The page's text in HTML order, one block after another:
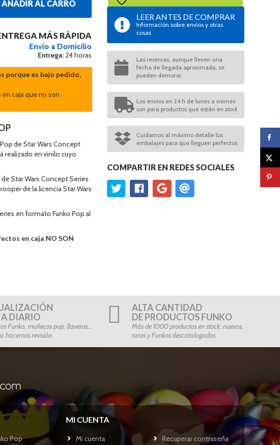
AÑADIR AL CARRO
MÁS RÁPIDA
Envío a Domicilio
Entrega:24 horas
porque es bajo pedido,
caja que no son
de Star Wars Concept
realizado en vinilo cuyo
Star Wars Concept Series
de la licencia Star Wars
en formato Funko Pop al
en caja NO SON
LEER ANTES DE COMPRAR
Información sobre envíos y otras
cosas
Las reservas, aunque lleven una
fecha de llegada aproximada, se
pueden demorar.
Los envios en 24 h de lunes a viernes
son para productos que están en stock
Cuidamos al máximo detalle los
embalajes para que lleguen perfectos
COMPARTIR EN REDES SOCIALES
DIARIO
Funko, muñecos pop, llaveros…
hacemos revisión
ALTA CANTIDAD
DE PRODUCTOS FUNKO
Más de 1000 productos en stock: nuevos,
raros y Funkos descatalogados
Pop
MI CUENTA
Mi cuenta Recuperar contraseña